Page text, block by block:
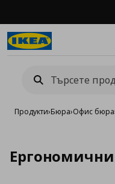
Продукти›Бюра›Офис бюра
Ергономични